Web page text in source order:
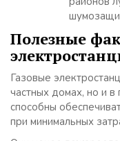
Полезные
Газовые
частных домах, но и
способны
при минимальных